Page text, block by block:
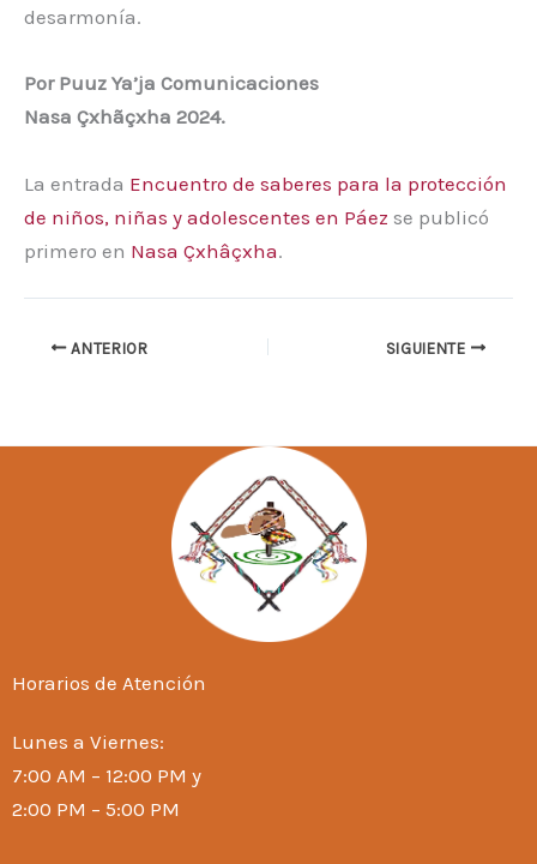
desarmonía.
Por Puuz Ya’ja Comunicaciones
Nasa Çxhãçxha 2024.
La entrada Encuentro de saberes para la protección
de niños, niñas y adolescentes en Páez se publicó
primero en Nasa Çxhâçxha.
ANTERIOR SIGUIENTE
Horarios de Atención
Lunes a Viernes:
7:00 AM – 12:00 PM y
2:00 PM – 5:00 PM